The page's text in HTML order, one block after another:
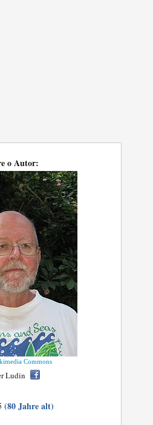
o Autor:
Commons
Ludin
(80 Jahre alt)